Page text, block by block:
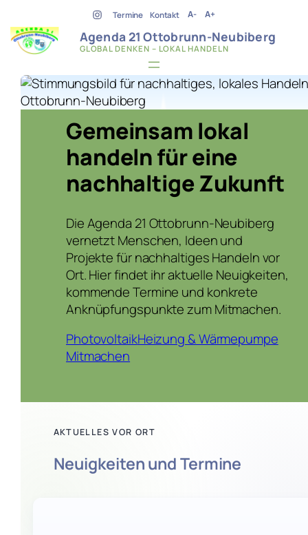
Inhalt
springen
Termine Kontakt A- A+
Agenda 21 Ottobrunn-Neubiberg
GLOBAL DENKEN – LOKAL HANDELN
Gemeinsam lokal
handeln für eine
nachhaltige Zukunft
Die Agenda 21 Ottobrunn-Neubiberg
vernetzt Menschen, Ideen und
Projekte für nachhaltiges Handeln vor
Ort. Hier findet ihr aktuelle Neuigkeiten,
kommende Termine und konkrete
Anknüpfungspunkte zum Mitmachen.
PhotovoltaikHeizung & Wärmepumpe
Mitmachen
AKTUELLES VOR ORT
Neuigkeiten und Termine